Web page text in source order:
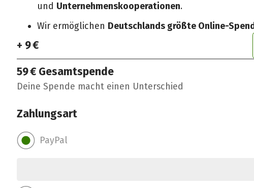
und Unternehmenskooperationen.
Wir ermöglichen Deutschlands größte Online-
+ 9 €
59 € Gesamtspende
Deine Spende macht einen Unterschied
Zahlungsart
PayPal